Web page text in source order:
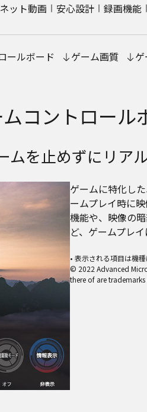
ネット動画 安心設計 録画機能
ールボード ゲーム画質
コントロール
ムを止めずにリア
ゲームに特化し
ームプレイ時に
機能や、映像の
ど、ゲームプレ
• 表示される項目は機種
© 2022 Advanced
there of are